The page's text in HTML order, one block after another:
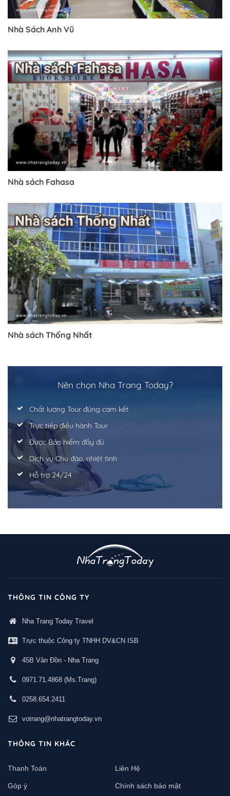
Trở về trang trước đó
Nhà Sách Anh Vũ
Nhà sách Fahasa
Nhà sách Thống Nhất
Nên chọn Nha Trang Today?
Chất lượng Tour đúng cam kết
Trực tiếp điều hành Tour
Được Bảo hiểm đầy đủ
Dịch vụ Chu đáo, nhiệt tình
Hỗ trợ 24/24
THÔNG TIN CÔNG TY
Nha Trang Today Travel
Trực thuộc Công ty TNHH DV&CN ISB
45B Vân Đồn - Nha Trang
0971.71.4868 (Ms.Trang)
0258.654.2411
votrang@nhatrangtoday.vn
THÔNG TIN KHÁC
Thanh Toán Liên Hệ
Góp ý Chính sách bảo mật